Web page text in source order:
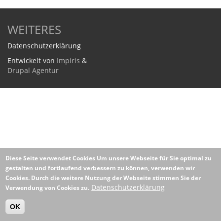
WEITERES
Datenschutzerklärung
Entwickelt von Impiris &
Drupal Agentur
Diese Seite verwendet Cookies Um unsere Webseite für Sie optimal zu
gestalten und fortlaufend verbessern zu können, verwenden wir
Cookies. Durch die weitere Nutzung der Webseite stimmen Sie der
Verwendung von Cookies zu. Datenschutzerklärung
OK